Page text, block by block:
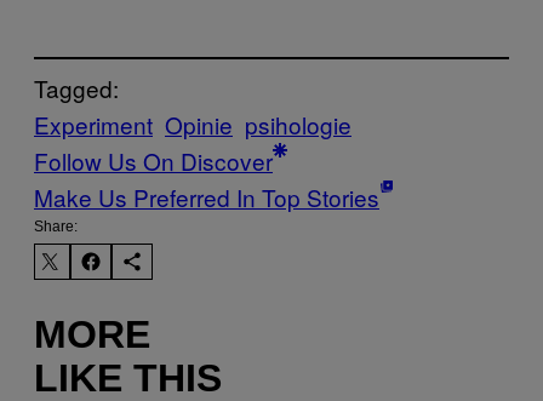
Tagged:
Experiment Opinie psihologie
Follow Us On Discover
Make Us Preferred In Top Stories
Share:
MORE
LIKE THIS